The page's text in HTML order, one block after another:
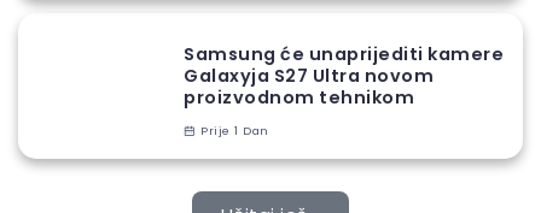
Samsung će unaprijediti kamere
Galaxyja S27 Ultra novom
proizvodnom tehnikom
Prije 1 Dan